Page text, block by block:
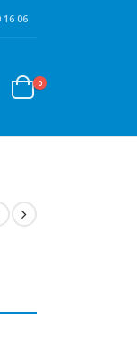
16 06
0